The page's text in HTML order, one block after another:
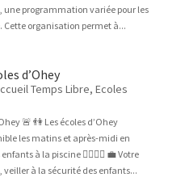
une programmation variée pour les
Cette organisation permet à...
d’Ohey
Temps Libre, Ecoles
🚨 👫 Les écoles d’Ohey
les matins et après-midi en
à la piscine 🏊‍♂️🏊‍♀️ 💼 Votre
veiller à la sécurité des enfants...